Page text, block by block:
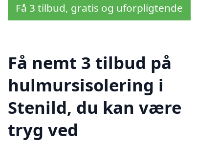
Få 3 tilbud, gratis og uforpligtende
Få nemt 3 tilbud på
hulmursisolering i
Stenild, du kan være
tryg ved